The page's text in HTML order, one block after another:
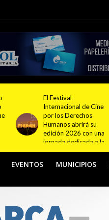
¡Por el oro! Colombia
enfrenta esta noche a
México en la gran
final del fútbol
femenino
centroamericano
EVENTOS MUNICIPIOS